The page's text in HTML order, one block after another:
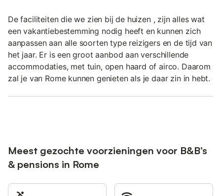
De faciliteiten die we zien bij de huizen , zijn alles wat
een vakantiebestemming nodig heeft en kunnen zich
aanpassen aan alle soorten type reizigers en de tijd van
het jaar. Er is een groot aanbod aan verschillende
accommodaties, met tuin, open haard of airco. Daarom
zal je van Rome kunnen genieten als je daar zin in hebt.
Meest gezochte voorzieningen voor B&B’s
& pensions in Rome